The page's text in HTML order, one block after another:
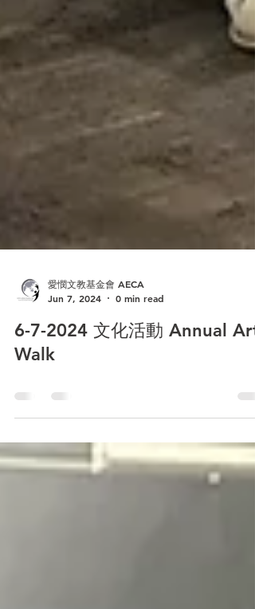
愛憫文教基金會 AECA
Jun 7, 2024
0 min read
Walk